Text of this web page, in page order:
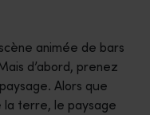
animée de bars
d’abord, prenez
Alors que
la terre, le paysage